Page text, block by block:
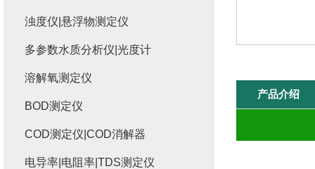
产品介绍
浊度仪|悬浮物测定仪
多参数水质分析仪|光度计
溶解氧测定仪
BOD测定仪
COD测定仪|COD消解器
电导率|电阻率|TDS测定仪